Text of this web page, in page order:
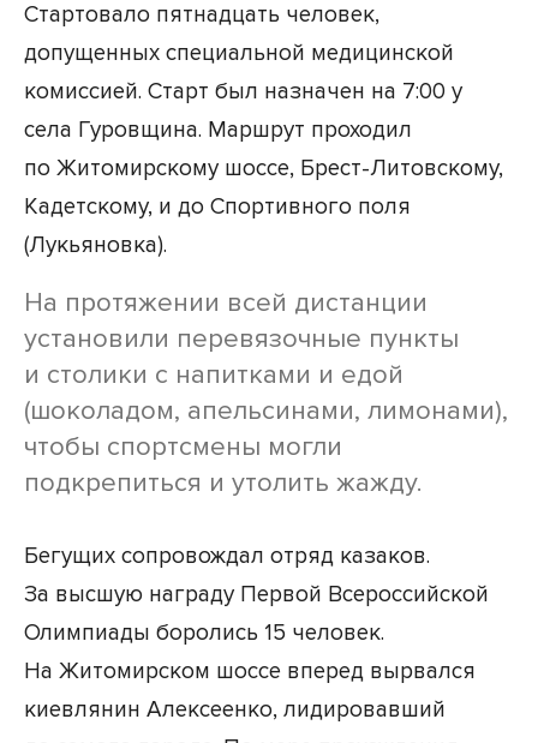
Стартовало пятнадцать человек,
допущенных специальной медицинской
комиссией. Старт был назначен на 7:00 у
села Гуровщина. Маршрут проходил
по Житомирскому шоссе, Брест-Литовскому,
Кадетскому, и до Спортивного поля
(Лукьяновка).
На протяжении всей дистанции
установили перевязочные пункты
и столики с напитками и едой
(шоколадом, апельсинами, лимонами),
чтобы спортсмены могли
подкрепиться и утолить жажду.
Бегущих сопровождал отряд казаков.
За высшую награду Первой Всероссийской
Олимпиады боролись 15 человек.
На Житомирском шоссе вперед вырвался
киевлянин Алексеенко, лидировавший